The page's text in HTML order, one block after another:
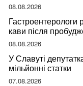
08.08.2026
Гастроентерологи
кави після
08.08.2026
У Славуті
мільйонні статки
07.08.2026